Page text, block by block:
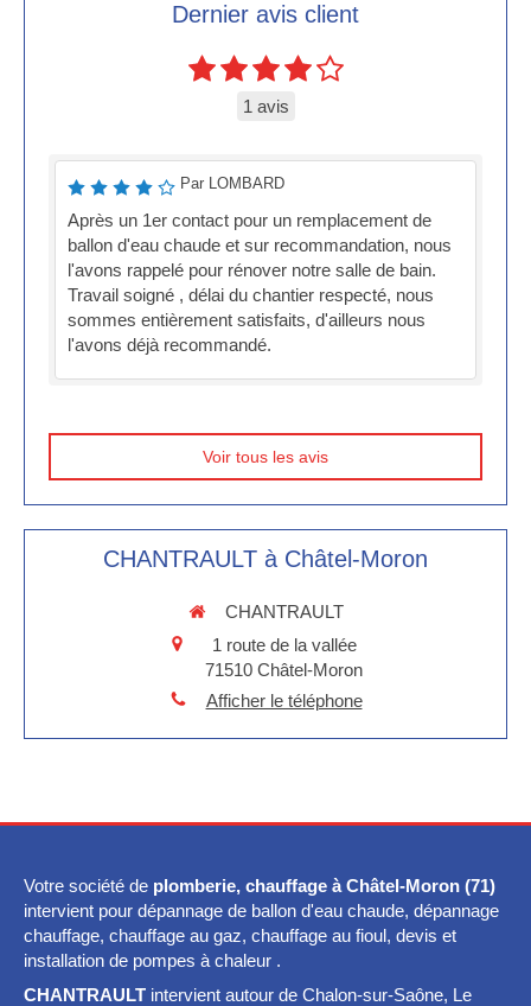
Dernier avis client
1 avis
Par LOMBARD
Après un 1er contact pour un remplacement de
ballon d'eau chaude et sur recommandation, nous
l'avons rappelé pour rénover notre salle de bain.
Travail soigné , délai du chantier respecté, nous
sommes entièrement satisfaits, d'ailleurs nous
l'avons déjà recommandé.
Voir tous les avis
CHANTRAULT à Châtel-Moron
CHANTRAULT
1 route de la vallée
71510 Châtel-Moron
Afficher le téléphone
Votre société de plomberie, chauffage à Châtel-Moron (71)
intervient pour dépannage de ballon d'eau chaude, dépannage
chauffage, chauffage au gaz, chauffage au fioul, devis et
installation de pompes à chaleur .
CHANTRAULT intervient autour de Chalon-sur-Saône, Le